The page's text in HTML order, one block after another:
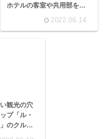
ホテルの客室や共用部を約
50枚の写真と共にレビュー
2022.06.14
観光の穴
プ「ル・
のクルー